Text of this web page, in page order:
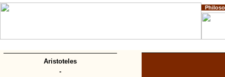
Aristoteles
-